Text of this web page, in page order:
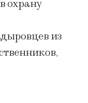
охрану
из